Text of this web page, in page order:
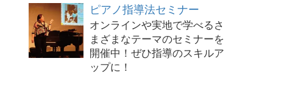
ピアノ指導法セミナー
オンラインや実地で学べるさ
まざまなテーマのセミナーを
開催中！ぜひ指導のスキルア
ップに！